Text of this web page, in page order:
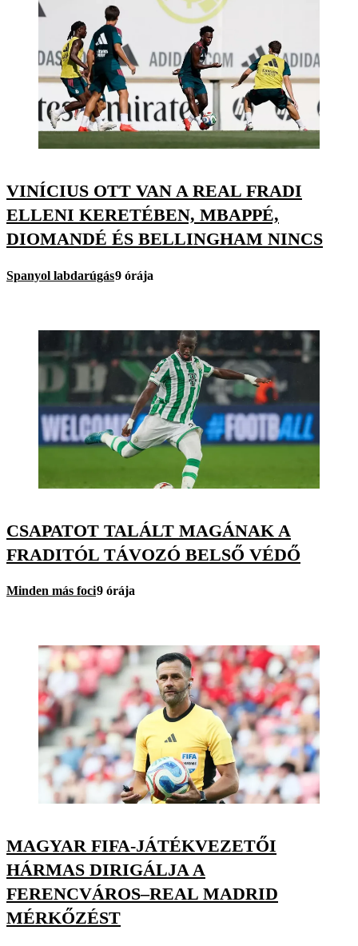
VINÍCIUS OTT VAN A REAL FRADI
ELLENI KERETÉBEN, MBAPPÉ,
DIOMANDÉ ÉS BELLINGHAM NINCS
Spanyol labdarúgás9 órája
CSAPATOT TALÁLT MAGÁNAK A
FRADITÓL TÁVOZÓ BELSŐ VÉDŐ
Minden más foci9 órája
MAGYAR FIFA-JÁTÉKVEZETŐI
HÁRMAS DIRIGÁLJA A
FERENCVÁROS–REAL MADRID
MÉRKŐZÉST